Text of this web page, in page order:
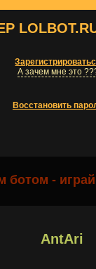
А зачем мне это
Восстановить
ботом -
AntAri